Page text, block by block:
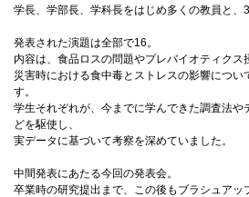
進路・就職
国際交流
産学連携
学長、学部長、学科長をはじめ多くの教員と、
発表された演題は全部で16。
内容は、食品ロスの問題やプレバイオティクス
災害時における食中毒とストレスの影響につい
す。
学生それぞれが、今までに学んできた調査法や
どを駆使し、
実データに基づいて考察を深めていました。
中間発表にあたる今回の発表会。
卒業時の研究提出まで、この後もブラシュアッ